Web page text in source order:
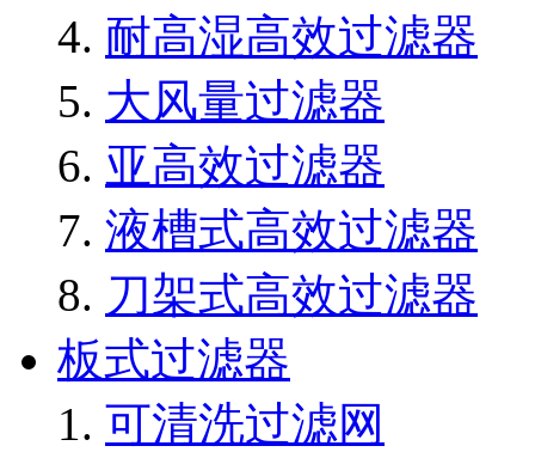
耐高湿高效过滤器
大风量过滤器
亚高效过滤器
液槽式高效过滤器
刀架式高效过滤器
板式过滤器
可清洗过滤网